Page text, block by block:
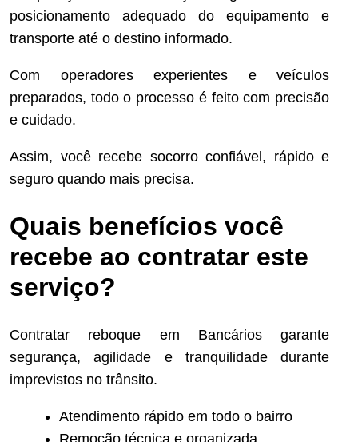
posicionamento adequado do equipamento e
transporte até o destino informado.
Com operadores experientes e veículos
preparados, todo o processo é feito com precisão
e cuidado.
Assim, você recebe socorro confiável, rápido e
seguro quando mais precisa.
Quais benefícios você
recebe ao contratar este
serviço?
Contratar reboque em Bancários garante
segurança, agilidade e tranquilidade durante
imprevistos no trânsito.
Atendimento rápido em todo o bairro